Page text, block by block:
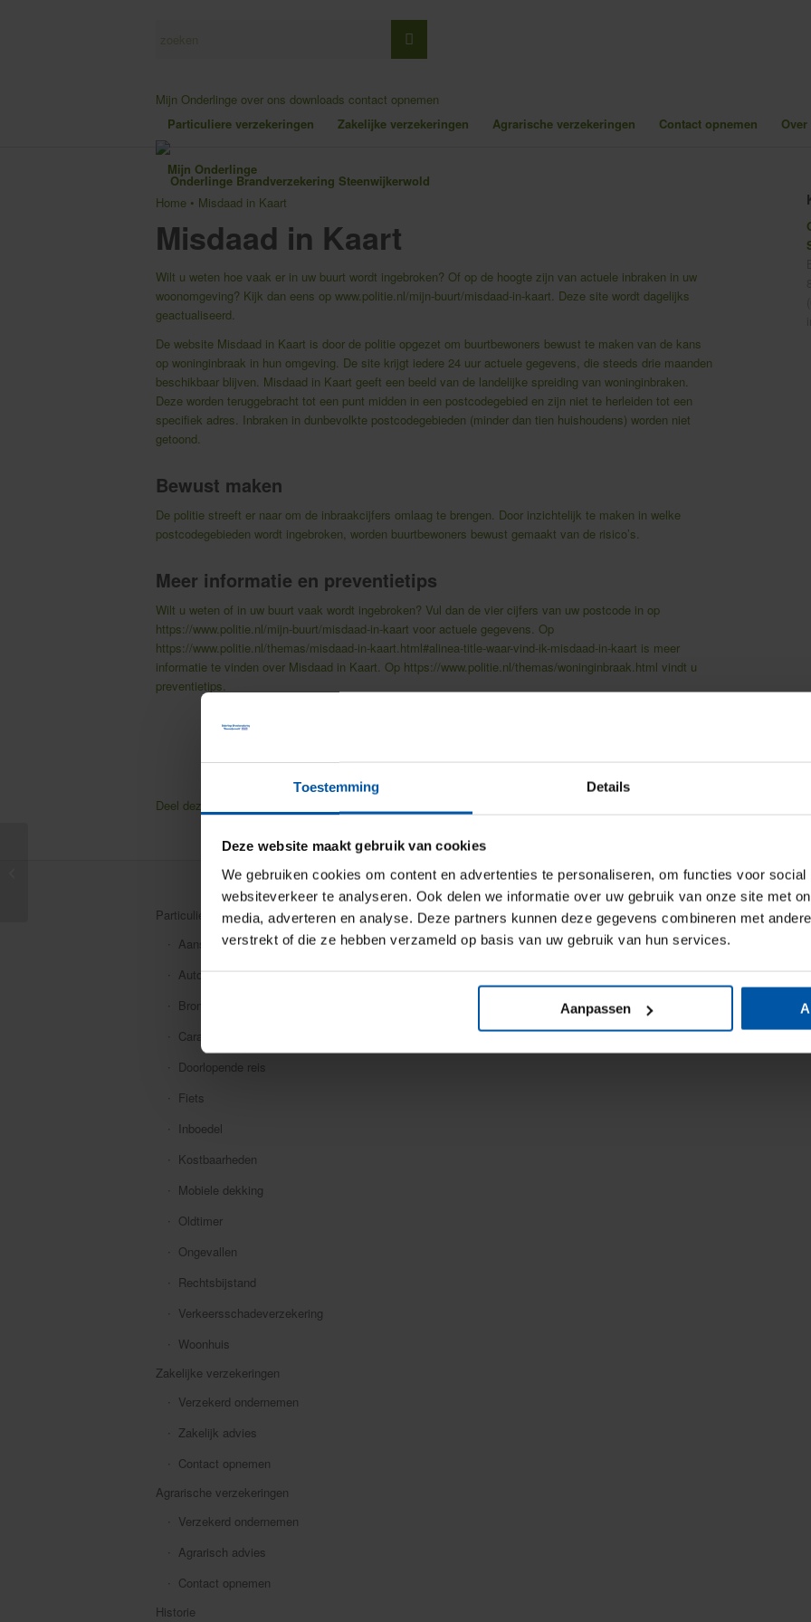
Toestemming Details
Deze website maakt gebruik van cookies
We gebruiken cookies om content en advertenties te personaliseren, om functies voor
websiteverkeer te analyseren. Ook delen we informatie over uw gebruik van onze site met
media, adverteren en analyse. Deze partners kunnen deze gegevens combineren met
verstrekt of die ze hebben verzameld op basis van uw gebruik van hun services.
Aanpassen
Mijn Onderlinge over ons downloads contact opnemen
Particuliere verzekeringen
Zakelijke verzekeringen Agrarische verzekeringen Contact opnemen
Mijn Onderlinge
Home • Misdaad in Kaart
Misdaad in Kaart
Wilt u weten hoe vaak er in uw buurt wordt ingebroken? Of op de hoogte zijn van actuele inbraken in uw
woonomgeving? Kijk dan eens op www.politie.nl/mijn-buurt/misdaad-in-kaart. Deze site wordt dagelijks
geactualiseerd.
De website Misdaad in Kaart is door de politie opgezet om buurtbewoners bewust te maken van de kans
op woninginbraak in hun omgeving. De site krijgt iedere 24 uur actuele gegevens, die steeds drie maanden
beschikbaar blijven. Misdaad in Kaart geeft een beeld van de landelijke spreiding van woninginbraken.
Deze worden teruggebracht tot een punt midden in een postcodegebied en zijn niet te herleiden tot een
specifiek adres. Inbraken in dunbevolkte postcodegebieden (minder dan tien huishoudens) worden niet
getoond.
Bewust maken
De politie streeft er naar om de inbraakcijfers omlaag te brengen. Door inzichtelijk te maken in welke
postcodegebieden wordt ingebroken, worden buurtbewoners bewust gemaakt van de risico’s.
Meer informatie en preventietips
Wilt u weten of in uw buurt vaak wordt ingebroken? Vul dan de vier cijfers van uw postcode in op
https://www.politie.nl/mijn-buurt/misdaad-in-kaart voor actuele gegevens. Op
https://www.politie.nl/themas/misdaad-in-kaart.html#alinea-title-waar-vind-ik-misdaad-in-kaart is meer
informatie te vinden over Misdaad in Kaart. Op https://www.politie.nl/themas/woninginbraak.html vindt u
preventietips.
Deel deze pagina
Particuliere verzekeringen
Aansprakelijkheid
Auto
Bromfiets
Caravan
Doorlopende reis
Fiets
Inboedel
Kostbaarheden
Mobiele dekking
Oldtimer
Ongevallen
Rechtsbijstand
Verkeersschadeverzekering
Woonhuis
Zakelijke verzekeringen
Verzekerd ondernemen
Zakelijk advies
Contact opnemen
Agrarische verzekeringen
Verzekerd ondernemen
Agrarisch advies
Contact opnemen
Historie